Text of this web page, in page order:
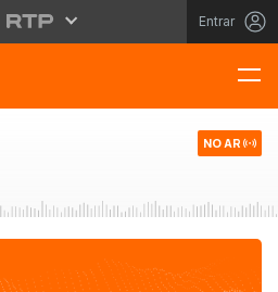
Entrar
NO AR